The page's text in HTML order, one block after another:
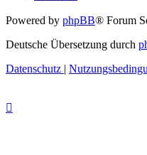
Powered by phpBB® Forum
Deutsche Übersetzung durch
Datenschutz |